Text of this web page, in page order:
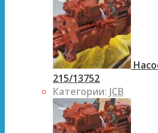
215/13752
Категории: JCB